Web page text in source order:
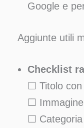
Google e
Aggiunte utili
Checklist
☐ Titolo
☐
☐